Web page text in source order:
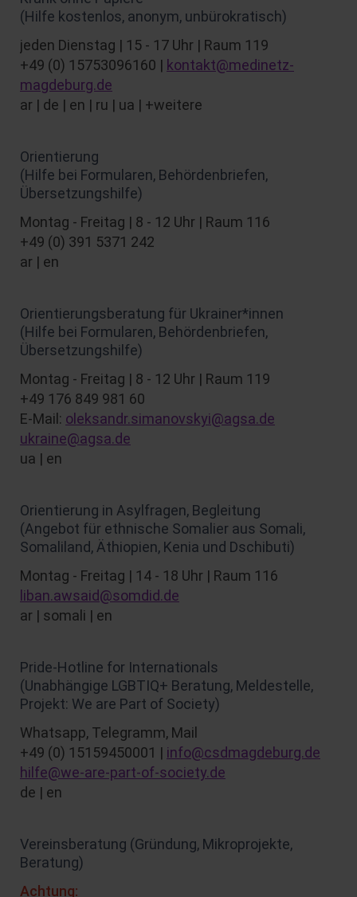
(Hilfe kostenlos, anonym, unbürokratisch)
jeden Dienstag | 15 - 17 Uhr | Raum 119
+49 (0) 15753096160 | kontakt@medinetz-
magdeburg.de
ar | de | en | ru | ua | +weitere
Orientierung
(Hilfe bei Formularen, Behördenbriefen,
Übersetzungshilfe)
Montag - Freitag | 8 - 12 Uhr | Raum 116
+49 (0) 391 5371 242
ar | en
Orientierungsberatung für Ukrainer*innen
(Hilfe bei Formularen, Behördenbriefen,
Übersetzungshilfe)
Montag - Freitag | 8 - 12 Uhr | Raum 119
+49 176 849 981 60
E-Mail: oleksandr.simanovskyi@agsa.de
ukraine@agsa.de
ua | en
Orientierung in Asylfragen, Begleitung
(Angebot für ethnische Somalier aus Somali,
Somaliland, Äthiopien, Kenia und Dschibuti)
Montag - Freitag | 14 - 18 Uhr | Raum 116
liban.awsaid@somdid.de
ar | somali | en
Pride-Hotline for Internationals
(Unabhängige LGBTIQ+ Beratung, Meldestelle,
Projekt: We are Part of Society)
Whatsapp, Telegramm, Mail
+49 (0) 15159450001 | info@csdmagdeburg.de
hilfe@we-are-part-of-society.de
de | en
Vereinsberatung (Gründung, Mikroprojekte,
Beratung)
Achtung: